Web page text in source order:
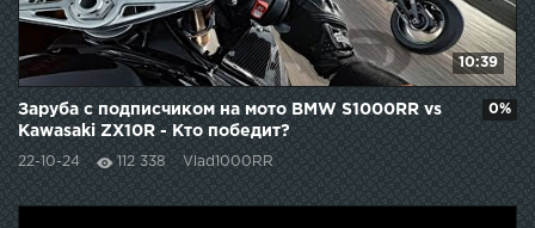
10:39
Заруба с подписчиком на мото BMW S1000RR vs
Kawasaki ZX10R - Кто победит?
22-10-24 112 338 Vlad1000RR
0%